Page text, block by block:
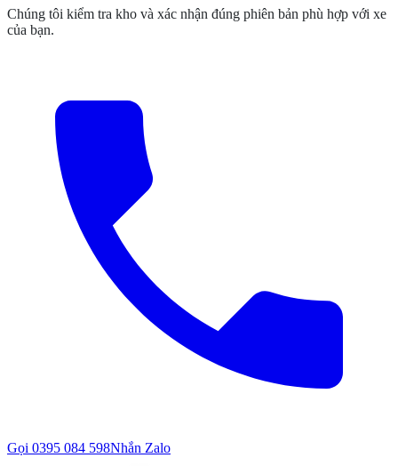
Chúng tôi kiểm tra kho và xác nhận đúng phiên bản phù hợp với xe
của bạn.
Gọi 0395 084 598Nhắn Zalo